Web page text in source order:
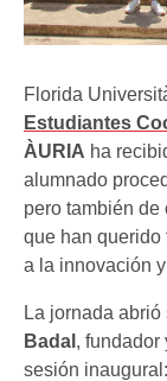
Florida
Estudiantes
ÀURIA ha
alumnado
pero también
que han querido
a la innovación
La jornada
Badal , fundador
sesión